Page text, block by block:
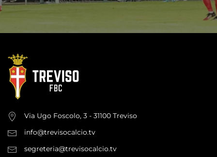
Via Ugo Foscolo, 3 - 31100 Treviso
info@trevisocalcio.tv
segreteria@trevisocalcio.tv